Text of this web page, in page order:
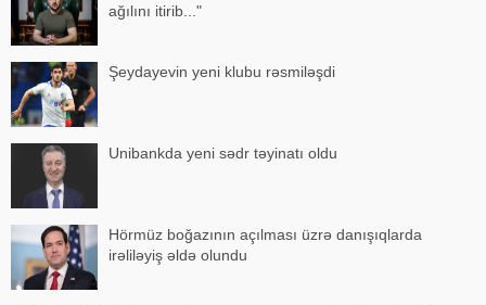
ağılını itirib..."
Şeydayevin yeni klubu rəsmiləşdi
Unibankda yeni sədr təyinatı oldu
Hörmüz boğazının açılması üzrə danışıqlarda
irəliləyiş əldə olundu